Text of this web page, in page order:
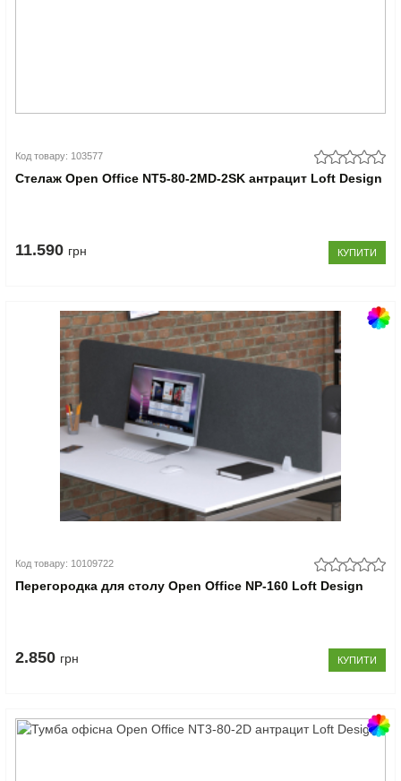
Код товару: 103577
Стелаж Open Office NT5-80-2MD-2SK антрацит Loft Design
11.590 грн КУПИТИ
Код товару: 10109722
Перегородка для столу Open Office NP-160 Loft Design
2.850 грн КУПИТИ